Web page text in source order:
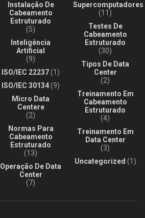
Instalação De
Cabeamento
Estruturado
(5)
Inteligência
Artificial
(9)
ISO/IEC 22237(1)
ISO/IEC 30134(9)
Micro Data
Centere
(2)
Normas Para
Cabeamento
Estruturado
(13)
Operação De Data
Center
(7)
Supercomputadores
(11)
Testes De
Cabeamento
Estruturado
(30)
Tipos De Data
Center
(2)
Treinamento Em
Cabeamento
Estruturado
(4)
Treinamento Em
Data Center
(3)
Uncategorized (1)